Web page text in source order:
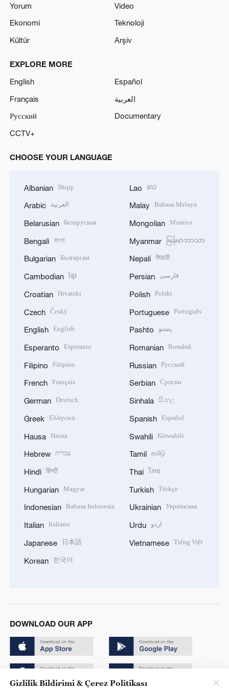
Yorum
Video
Ekonomi
Teknoloji
Kültür
Arşiv
EXPLORE MORE
English
Español
Français
العربية
Русский
Documentary
CCTV+
CHOOSE YOUR LANGUAGE
Albanian Shqip
Arabic العربية
Belarusian Беларуская
Bengali বাংলা
Bulgarian Български
Cambodian ខ្មែរ
Croatian Hrvatski
Czech Český
English English
Esperanto Esperanto
Filipino Filipino
French Français
German Deutsch
Greek Ελληνικά
Hausa Hausa
Hebrew עברית
Hindi हिन्दी
Hungarian Magyar
Indonesian Bahasa Indonesia
Italian Italiano
Japanese 日本語
Korean 한국어
Lao ລາວ
Malay Bahasa Melayu
Mongolian Монгол
Myanmar မြန်မာဘာသာ
Nepali नेपाली
Persian فارسی
Polish Polski
Portuguese Português
Pashto پښتو
Romanian Română
Russian Русский
Serbian Српски
Sinhala සිංහල
Spanish Español
Swahili Kiswahili
Tamil தமிழ்
Thai ไทย
Turkish Türkçe
Ukrainian Українська
Urdu اردو
Vietnamese Tiếng Việt
DOWNLOAD OUR APP
Gizlilik Bildirimi & Çerez Politikası